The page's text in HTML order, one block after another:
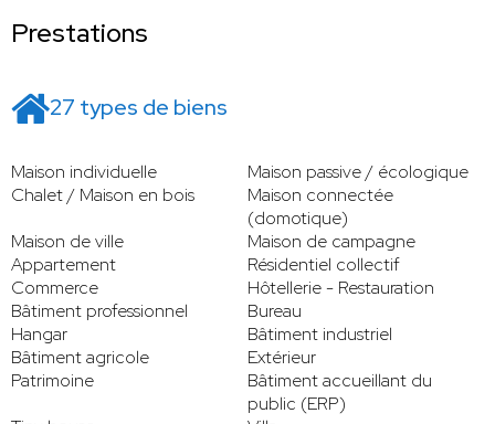
Prestations
27 types de biens
Maison individuelle
Maison passive / écologique
Chalet / Maison en bois
Maison connectée
(domotique)
Maison de ville
Maison de campagne
Appartement
Résidentiel collectif
Commerce
Hôtellerie - Restauration
Bâtiment professionnel
Bureau
Hangar
Bâtiment industriel
Bâtiment agricole
Extérieur
Patrimoine
Bâtiment accueillant du
public (ERP)